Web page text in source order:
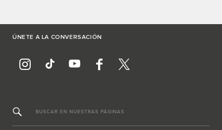
ÚNETE A LA CONVERSACIÓN
BUSCAR EN NUESTRAS PÁGINAS